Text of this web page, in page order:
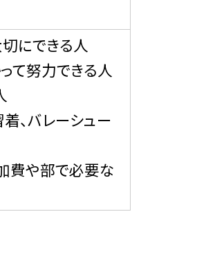
にできる人
て努力できる人
、バレーシュー
費や部で必要な